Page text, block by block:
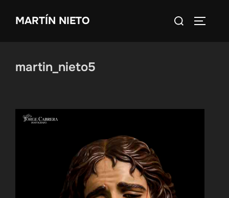
MARTÍN NIETO Buscar:
martin_nieto5